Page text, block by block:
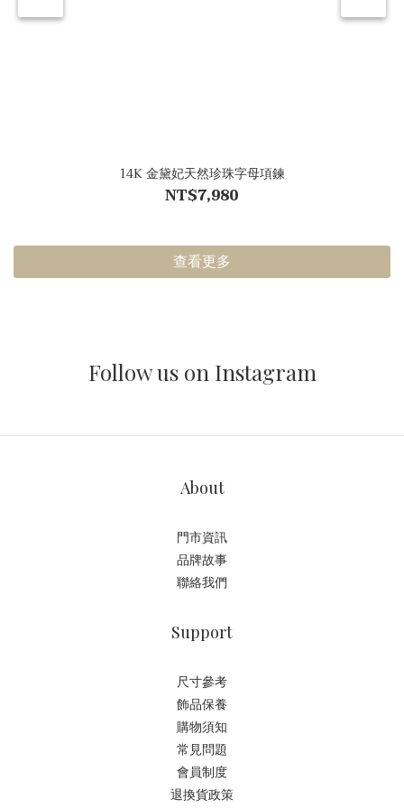
14K 金黛妃天然珍珠字母項鍊
NT$7,980
查看更多
Follow us on Instagram
About
門市資訊
品牌故事
聯絡我們
Support
尺寸參考
飾品保養
購物須知
常見問題
會員制度
退換貨政策